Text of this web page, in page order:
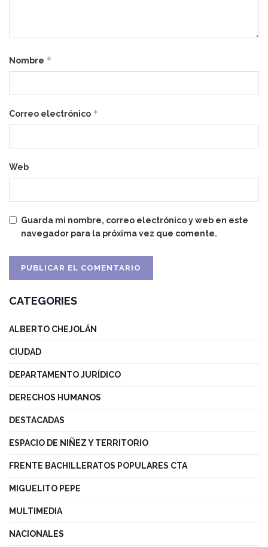
Nombre *
Correo electrónico *
Web
Guarda mi nombre, correo electrónico y web en este
navegador para la próxima vez que comente.
CATEGORIES
ALBERTO CHEJOLÁN
CIUDAD
DEPARTAMENTO JURÍDICO
DERECHOS HUMANOS
DESTACADAS
ESPACIO DE NIÑEZ Y TERRITORIO
FRENTE BACHILLERATOS POPULARES CTA
MIGUELITO PEPE
MULTIMEDIA
NACIONALES